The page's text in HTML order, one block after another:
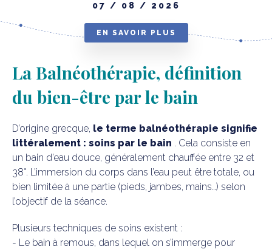
07 / 08 / 2026
EN SAVOIR PLUS
La Balnéothérapie, définition
du bien-être par le bain
D’origine grecque, le terme balnéothérapie signifie
littéralement : soins par le bain . Cela consiste en
un bain d’eau douce, généralement chauffée entre 32 et
38°. L’immersion du corps dans l’eau peut être totale, ou
bien limitée à une partie (pieds, jambes, mains…) selon
l’objectif de la séance.
Plusieurs techniques de soins existent :
- Le bain à remous, dans lequel on s’immerge pour